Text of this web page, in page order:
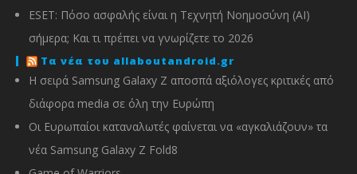
ESET: Πόσο ασφαλής είναι η Τεχνητή Νοημοσύνη (AI)
σήμερα; Και τι πρέπει να γνωρίζετε το 2026
Τα νέα του allaboutandroid.gr
Η σειρά Samsung Galaxy Z αποσπά αξιόλογες κριτικές από
διάφορα media σε όλη την Ευρώπη
Οι Ευρωπαίοι καταναλωτές φαίνεται να «αγκαλιάζουν» τα
νέα Samsung Galaxy Z Fold8